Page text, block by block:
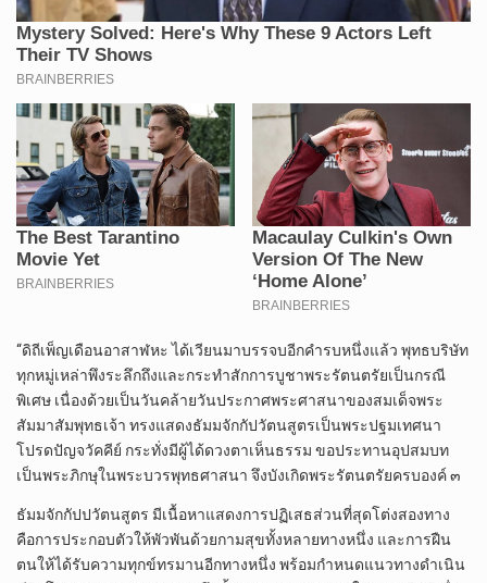
“ดิถีเพ็ญเดือนอาสาฬหะ ได้เวียนมาบรรจบอีกคำรบหนึ่งแล้ว พุทธบริษัท
ทุกหมู่เหล่าพึงระลึกถึงและกระทำสักการบูชาพระรัตนตรัยเป็นกรณี
พิเศษ เนื่องด้วยเป็นวันคล้ายวันประกาศพระศาสนาของสมเด็จพระ
สัมมาสัมพุทธเจ้า ทรงแสดงธัมมจักกัปวัตนสูตรเป็นพระปฐมเทศนา
โปรดปัญจวัคคีย์ กระทั่งมีผู้ได้ดวงตาเห็นธรรม ขอประทานอุปสมบท
เป็นพระภิกษุในพระบวรพุทธศาสนา จึงบังเกิดพระรัตนตรัยครบองค์ ๓
ธัมมจักกัปปวัตนสูตร มีเนื้อหาแสดงการปฏิเสธส่วนที่สุดโต่งสองทาง
คือการประกอบตัวให้พัวพันด้วยกามสุขทั้งหลายทางหนึ่ง และการฝืน
ตนให้ได้รับความทุกข์ทรมานอีกทางหนึ่ง พร้อมกำหนดแนวทางดำเนิน